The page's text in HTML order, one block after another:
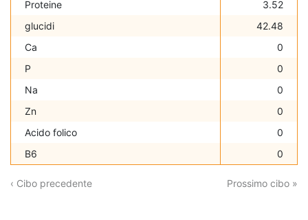
Proteine
3.52
glucidi
42.48
Ca
0
P
0
Na
0
Zn
0
Acido folico
0
B6
0
‹ Cibo precedente Prossimo cibo »